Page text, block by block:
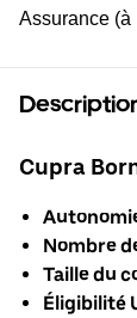
Assurance (à
Cupra
Nombre
Taille du
Éligibilité